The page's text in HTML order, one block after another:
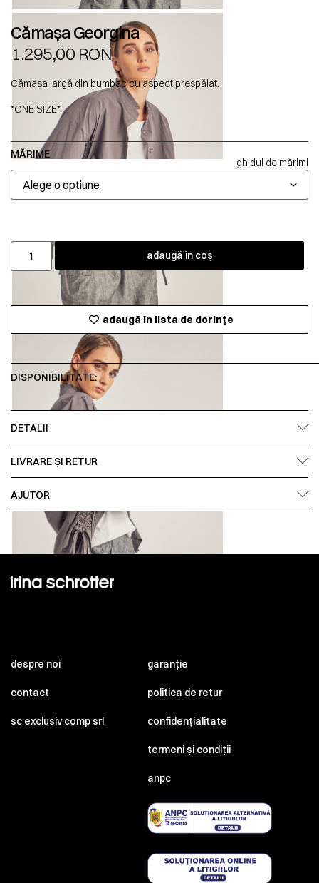
Cămașa Georgina
1.295,00 RON
Cămașa largă din bumbac cu aspect prespălat.
*ONE SIZE*
MĂRIME
ghidul de mărimi
adaugă în coș
adaugă în lista de dorințe
DISPONIBILITATE:
DETALII
LIVRARE ȘI RETUR
AJUTOR
despre noi
contact
sc exclusiv comp srl
garanție
politica de retur
confidențialitate
termeni și condiții
anpc